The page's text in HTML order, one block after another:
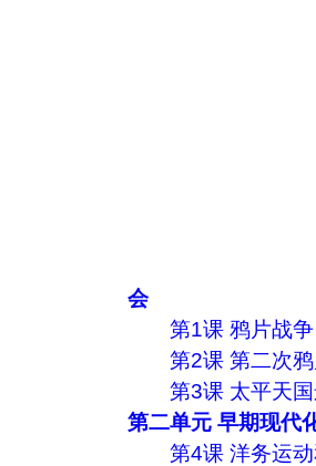
会
第1课 鸦片战争
第2课 第二次
第3课 太平天
第二单元 早期现代
第4课 洋务运